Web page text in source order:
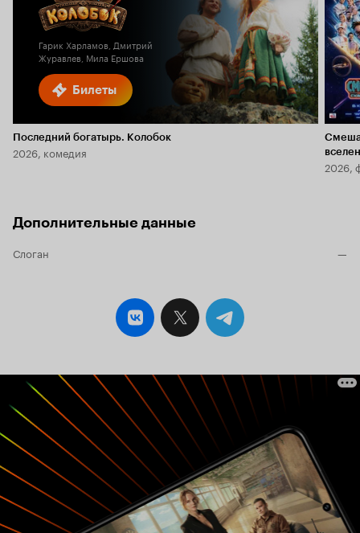
Билеты
Кинопоиска
Гарик Харламов, Дмитрий
Журавлев, Мила Ершова
Последний богатырь. Колобок
2026, комедия
2026,
Дополнительные данные
Слоган —